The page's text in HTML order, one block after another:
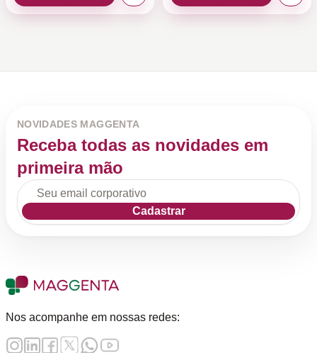
NOVIDADES MAGGENTA
Receba todas as novidades em
primeira mão
Cadastrar
Nos acompanhe em nossas redes: